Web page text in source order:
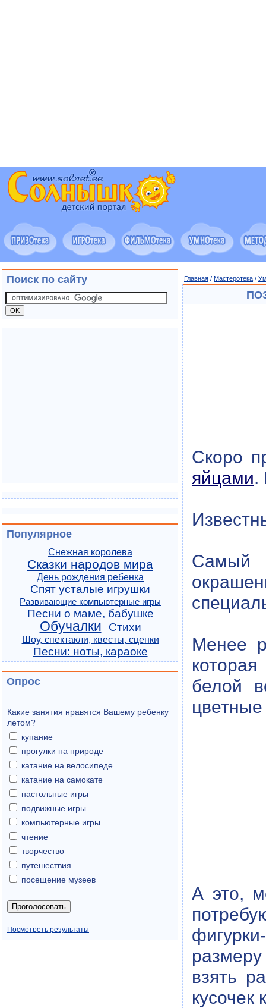
Главная / Мастеротека /
Скоро
яйцами.
Самый
Менее
белой
цветные
А это,
взять
кусочек
Поиск по сайту
Популярное
Снежная королева
Сказки народов мира
День рождения ребенка
Спят усталые игрушки
Развивающие компьютерные игры
Песни о маме, бабушке
Обучалки Стихи
Шоу, спектакли, квесты, сценки
Песни: ноты, караоке
Опрос
Какие занятия нравятся Вашему ребенку
летом?
купание
прогулки на природе
катание на велосипеде
катание на самокате
настольные игры
подвижные игры
компьютерные игры
чтение
творчество
путешествия
посещение музеев
Посмотреть результаты